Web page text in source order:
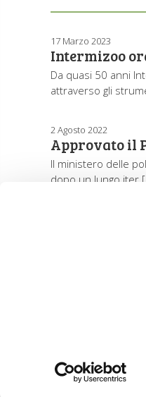
17 Marzo 2023
Intermizoo
Da quasi 50 anni
attraverso gli
2 Agosto 2022
Approvato il
Il ministero delle
dopo un lungo iter
EDIZIONI
©